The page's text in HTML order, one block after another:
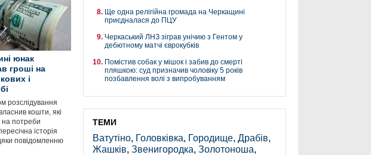
юнак
гроші на
і
розслідування
кошти, які
на потреби
історія
повідомленню
Ще одна релігійна громада на Черкащині
приєдналася до ПЦУ
Черкаський ЛНЗ зіграв унічию з Гентом у
дебютному матчі єврокубків
Помістив собак у мішок і забив до смерті
пляшкою: суд призначив чоловіку 5 років
позбавлення волі з випробуванням
ТЕМИ
Ватутіно, Головківка, Городище, Драбів,
Жашків, Звенигородка, Золотоноша,